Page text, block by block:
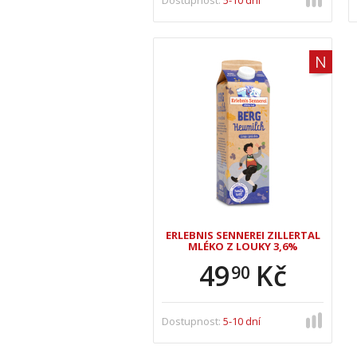
ERLEBNIS SENNEREI ZILLERTAL
MLÉKO Z LOUKY 3,6%
4990Kč
Dostupnost: 5-10 dní